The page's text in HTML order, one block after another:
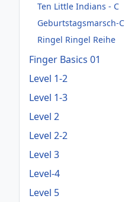
Ten Little Indians - C
Geburtstagsmarsch-C
Ringel Ringel Reihe
Finger Basics 01
Level 1-2
Level 1-3
Level 2
Level 2-2
Level 3
Level-4
Level 5